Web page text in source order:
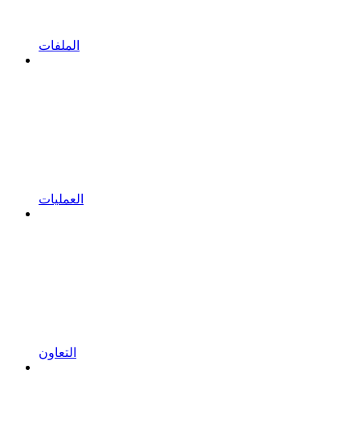
الملفات
العمليات
التعاون